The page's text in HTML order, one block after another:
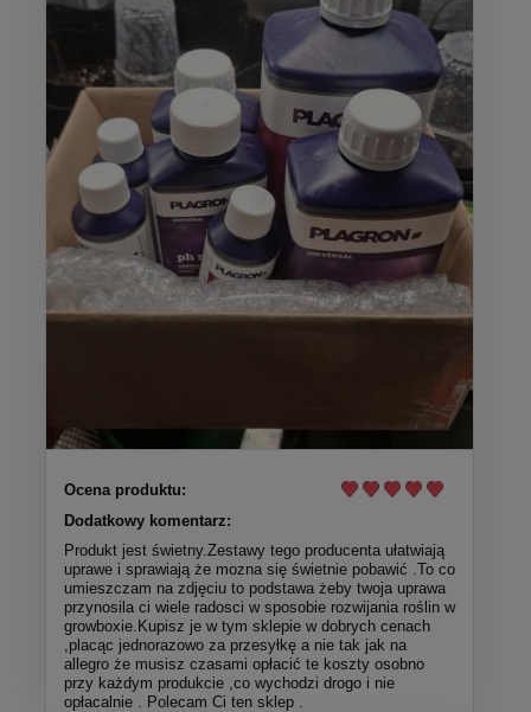
Ocena produktu:
Dodatkowy komentarz:
Produkt jest świetny.Zestawy tego producenta ułatwiają
uprawe i sprawiają że mozna się świetnie pobawić .To co
umieszczam na zdjęciu to podstawa żeby twoja uprawa
przynosila ci wiele radosci w sposobie rozwijania roślin w
growboxie.Kupisz je w tym sklepie w dobrych cenach
,placąc jednorazowo za przesyłkę a nie tak jak na
allegro że musisz czasami opłacić te koszty osobno
przy każdym produkcie ,co wychodzi drogo i nie
opłacalnie . Polecam Ci ten sklep .